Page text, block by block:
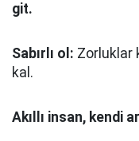
git.
Sabırlı ol: Zorluklar
kal.
Akıllı insan, kendi